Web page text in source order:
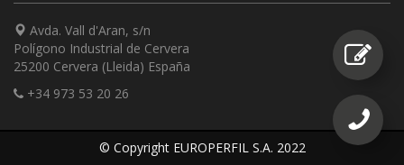
Avda. Vall d'Aran, s/n
Polígono Industrial de Cervera
25200 Cervera (Lleida) España
+34 973 53 20 26
© Copyright EUROPERFIL S.A. 2022